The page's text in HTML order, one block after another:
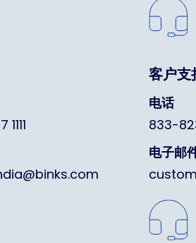
客户支
电话
833-
电子邮